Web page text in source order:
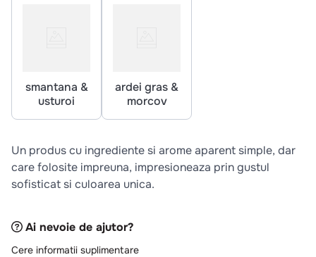
smantana &
usturoi
ardei gras &
morcov
Un produs cu ingrediente si arome aparent simple, dar
care folosite impreuna, impresioneaza prin gustul
sofisticat si culoarea unica.
Ai nevoie de ajutor?
Cere informatii suplimentare